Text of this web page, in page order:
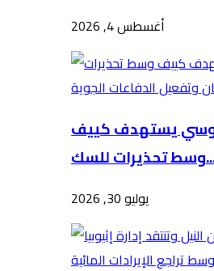
أغسطس 4, 2026
يستهدف كييف
للسك...
يوليو 30, 2026